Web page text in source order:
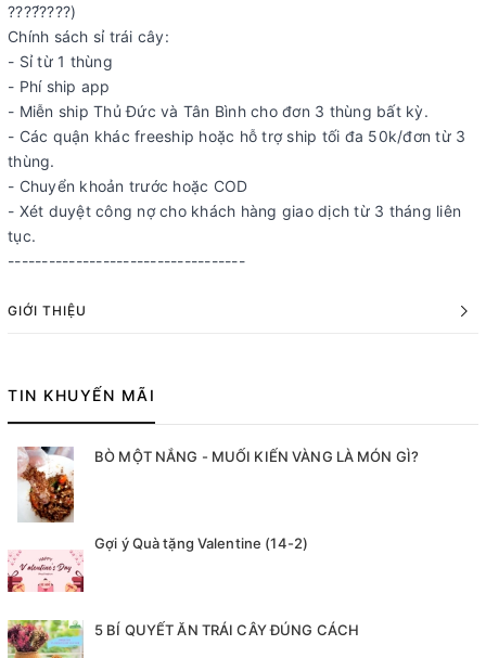
????́????)
Chính sách sỉ trái cây:
- Sỉ từ 1 thùng
- Phí ship app
- Miễn ship Thủ Đức và Tân Bình cho đơn 3 thùng bất kỳ.
- Các quận khác freeship hoặc hỗ trợ ship tối đa 50k/đơn từ 3
thùng.
- Chuyển khoản trước hoặc COD
- Xét duyệt công nợ cho khách hàng giao dịch từ 3 tháng liên
tục.
-----------------------------------
GIỚI THIỆU
TIN KHUYẾN MÃI
BÒ MỘT NẮNG - MUỐI KIẾN VÀNG LÀ MÓN GÌ?
Gợi ý Quà tặng Valentine (14-2)
5 BÍ QUYẾT ĂN TRÁI CÂY ĐÚNG CÁCH